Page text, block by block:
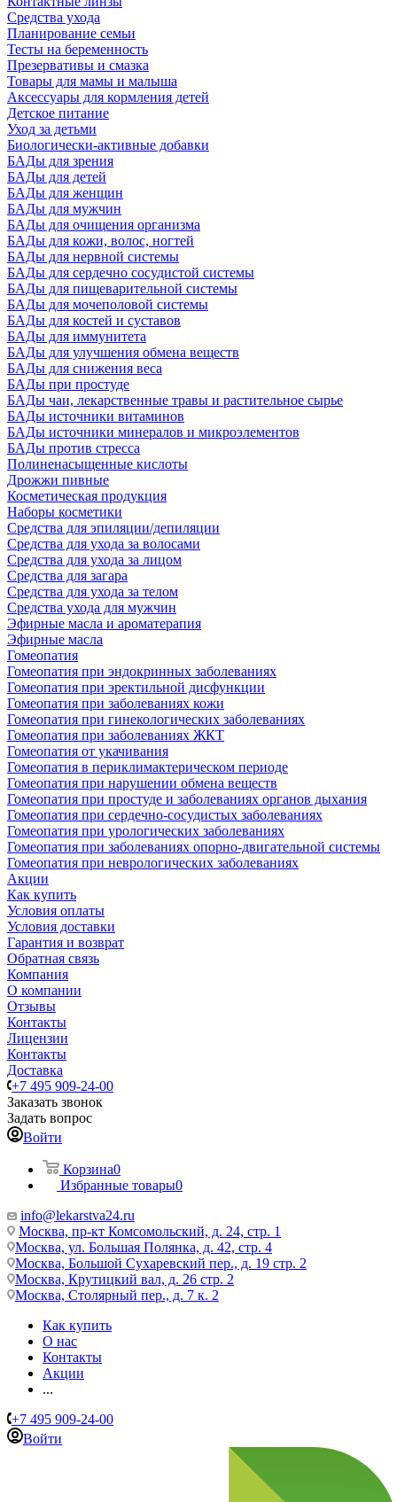
Средства ухода
Планирование семьи
Тесты на беременность
Презервативы и смазка
Товары для мамы и малыша
Аксессуары для кормления детей
Детское питание
Уход за детьми
Биологически-активные добавки
БАДы для зрения
БАДы для детей
БАДы для женщин
БАДы для мужчин
БАДы для очищения организма
БАДы для кожи, волос, ногтей
БАДы для нервной системы
БАДы для сердечно сосудистой системы
БАДы для пищеварительной системы
БАДы для мочеполовой системы
БАДы для костей и суставов
БАДы для иммунитета
БАДы для улучшения обмена веществ
БАДы для снижения веса
БАДы при простуде
БАДы чаи, лекарственные травы и растительное сырье
БАДы источники витаминов
БАДы источники минералов и микроэлементов
БАДы против стресса
Полиненасыщенные кислоты
Дрожжи пивные
Косметическая продукция
Наборы косметики
Средства для эпиляции/депиляции
Средства для ухода за волосами
Средства для ухода за лицом
Средства для загара
Средства для ухода за телом
Средства ухода для мужчин
Эфирные масла и ароматерапия
Эфирные масла
Гомеопатия
Гомеопатия при эндокринных заболеваниях
Гомеопатия при эректильной дисфункции
Гомеопатия при заболеваниях кожи
Гомеопатия при гинекологических заболеваниях
Гомеопатия при заболеваниях ЖКТ
Гомеопатия от укачивания
Гомеопатия в периклимактерическом периоде
Гомеопатия при нарушении обмена веществ
Гомеопатия при простуде и заболеваниях органов дыхания
Гомеопатия при сердечно-сосудистых заболеваниях
Гомеопатия при урологических заболеваниях
Гомеопатия при заболеваниях опорно-двигательной системы
Гомеопатия при неврологических заболеваниях
Акции
Как купить
Условия оплаты
Условия доставки
Гарантия и возврат
Обратная связь
Компания
О компании
Отзывы
Контакты
Лицензии
Контакты
Доставка
+7 495 909-24-00
Заказать звонок
Задать вопрос
Войти
Корзина0
Избранные товары0
info@lekarstva24.ru
Москва, пр-кт Комсомольский, д. 24, стр. 1
Москва, ул. Большая Полянка, д. 42, стр. 4
Москва, Большой Сухаревский пер., д. 19 стр. 2
Москва, Крутицкий вал, д. 26 стр. 2
Москва, Столярный пер., д. 7 к. 2
Как купить
О нас
Контакты
Акции
...
+7 495 909-24-00
Войти